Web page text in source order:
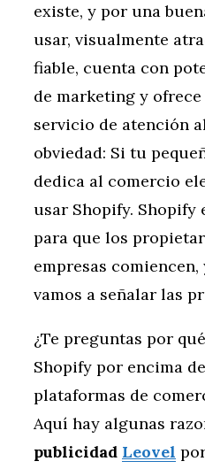
existe, y por una
usar, visualmente
fiable, cuenta con
de marketing y
servicio de atención
obviedad: Si tu
dedica al comercio
usar Shopify. Shopify
para que los
empresas
vamos a señalar las
¿Te preguntas por
Shopify por encima
plataformas de
Aquí hay algunas
publicidad Leovel